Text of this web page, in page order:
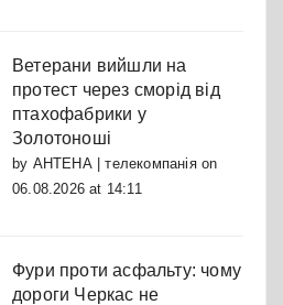
Ветерани вийшли на
протест через сморід від
птахофабрики у
Золотоноші
by АНТЕНА | телекомпаніяon
06.08.2026 at 14:11
Фури проти асфальту: чому
дороги Черкас не